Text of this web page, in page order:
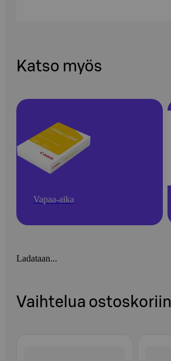
Katso myös
Vapaa-aika
Ladataan...
Vaihtelua ostoskoriin